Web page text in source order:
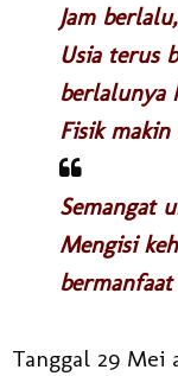
Jam
Usia terus
berlalunya
Fisik
Semangat
Mengisi
bermanfaat
Tanggal 29 Mei